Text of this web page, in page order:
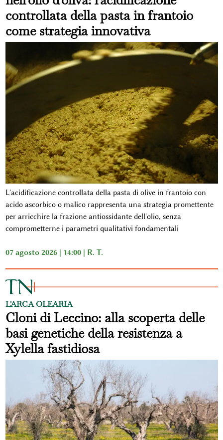
controllata della pasta in frantoio
come strategia innovativa
L'acidificazione controllata della pasta di olive in frantoio con
acido ascorbico o malico rappresenta una strategia promettente
per arricchire la frazione antiossidante dell'olio, senza
comprometterne i parametri qualitativi fondamentali
07 agosto 2026 | 14:00 | R. T.
L'ARCA OLEARIA
Cloni di Leccino: alla scoperta delle
basi genetiche della resistenza a
Xylella fastidiosa